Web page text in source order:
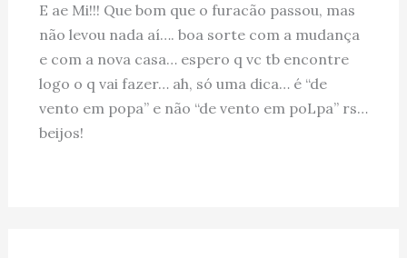
E ae Mi!!! Que bom que o furacão passou, mas
não levou nada aí…. boa sorte com a mudança
e com a nova casa… espero q vc tb encontre
logo o q vai fazer… ah, só uma dica… é “de
vento em popa” e não “de vento em poLpa” rs…
beijos!